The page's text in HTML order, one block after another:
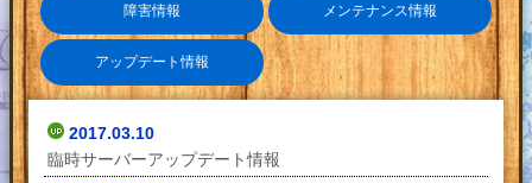
障害情報 メンテナンス情報
アップデート情報
2017.03.10
臨時サーバーアップデート情報